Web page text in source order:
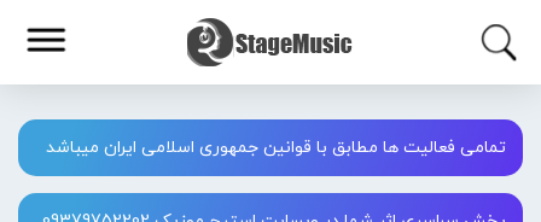
تمامی فعالیت ها مطابق با قوانین جمهوری اسلامی ایران میباشد